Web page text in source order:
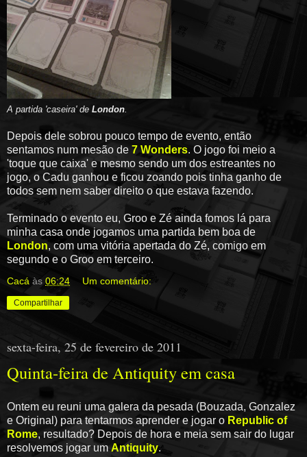
A partida 'caseira' de London
Depois dele sobrou pouco tempo de evento, então
sentamos num mesão de 7 Wonders. O jogo foi meio a
'toque que caixa' e mesmo sendo um dos estreantes no
jogo, o Cadu ganhou e ficou zoando pois tinha ganho de
todos sem nem saber direito o que estava fazendo.
Terminado o evento eu, Groo e Zé ainda fomos lá para
minha casa onde jogamos uma partida bem boa de
London, com uma vitória apertada do Zé, comigo em
segundo e o Groo em terceiro.
Cacá às 06:24 Um comentário:
Compartilhar
sexta-feira, 25 de fevereiro de 2011
Quinta-feira de Antiquity em casa
Ontem eu reuni uma galera da pesada (Bouzada, Gonzalez
e Original) para tentarmos aprender e jogar o Republic of
Rome, resultado? Depois de hora e meia sem sair do lugar
resolvemos jogar umAntiquity.